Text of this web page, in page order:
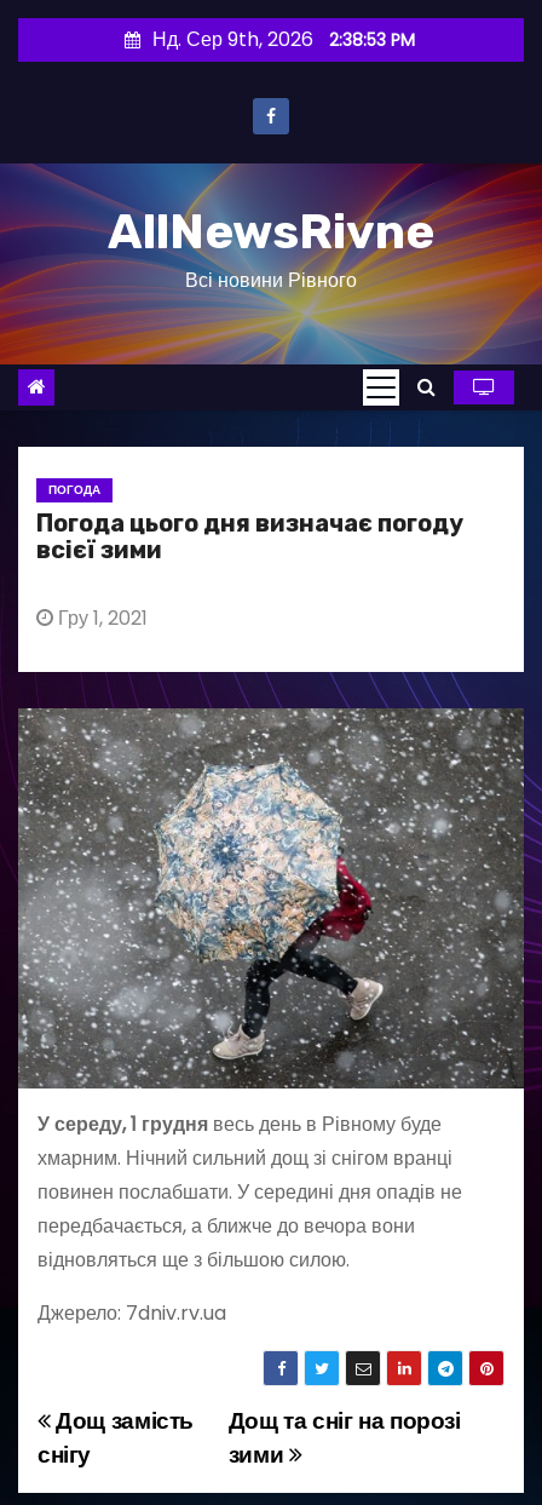
и
о
в
Нд. Сер 9th, 2026 2:38:54 PM
AllNewsRivne
Всі новини Рівного
ПОГОДА
Погода цього дня визначає погоду
всієї зими
Гру 1, 2021
У середу, 1 грудня весь день в Рівному буде
хмарним. Нічний сильний дощ зі снігом вранці
повинен послабшати. У середині дня опадів не
передбачається, а ближче до вечора вони
відновляться ще з більшою силою.
Джерело: 7dniv.rv.ua
Н
а
Дощ та сніг на порозі
зими
Дощ замість
снігу